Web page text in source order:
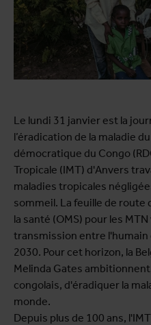
Le lundi 31 janvier est la
l’éradication de la maladie
démocratique du Congo
Tropicale (IMT) d'Anvers
maladies tropicales
sommeil. La feuille de route
la santé (OMS) pour les
transmission entre
2030. Pour cet horizon, la
Melinda Gates
congolais, d'éradiquer la
monde.
Depuis plus de 100 ans,